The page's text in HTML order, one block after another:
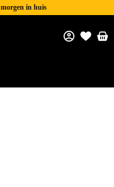
morgen in huis